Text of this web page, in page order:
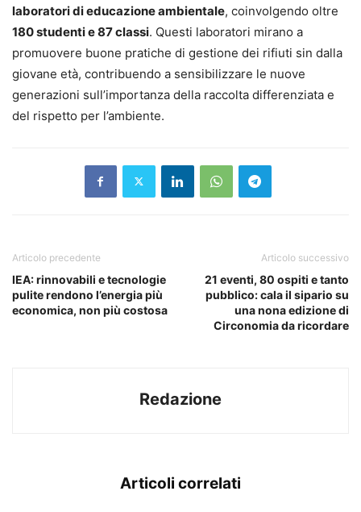
laboratori di educazione ambientale, coinvolgendo oltre
180 studenti e 87 classi. Questi laboratori mirano a
promuovere buone pratiche di gestione dei rifiuti sin dalla
giovane età, contribuendo a sensibilizzare le nuove
generazioni sull’importanza della raccolta differenziata e
del rispetto per l’ambiente.
Articolo precedente
IEA: rinnovabili e tecnologie
pulite rendono l’energia più
economica, non più costosa
Articolo successivo
21 eventi, 80 ospiti e tanto
pubblico: cala il sipario su
una nona edizione di
Circonomia da ricordare
Redazione
Articoli correlati